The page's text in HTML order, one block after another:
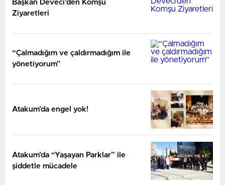
Başkan Deveci’den Komşu
Ziyaretleri
“Çalmadığım ve çaldırmadığım ile
yönetiyorum”
Atakum’da engel yok!
Atakum’da “Yaşayan Parklar” ile
şiddetle mücadele